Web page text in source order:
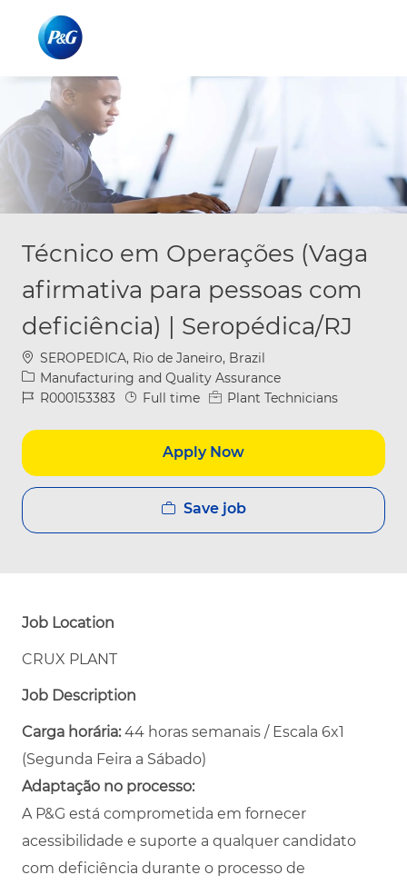
Técnico em Operações (Vaga
afirmativa para pessoas com
deficiência) | Seropédica/RJ
Location
SEROPEDICA, Rio de Janeiro, Brazil
Category
Manufacturing and Quality Assurance
Job IdR000153383 Job Type
Full time Plant Technicians
Apply Now
Save job
Job Location
CRUX PLANT
Job Description
Carga horária:44 horas semanais / Escala 6x1
(Segunda Feira a Sábado)
Adaptação no processo:
A P&G está comprometida em fornecer
acessibilidade e suporte a qualquer candidato
com deficiência durante o processo de